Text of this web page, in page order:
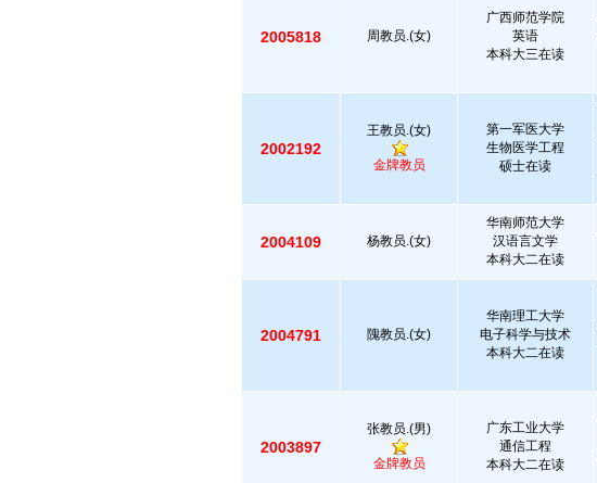
2005818 周教员.(女)
广西师范学院
英语
本科大三在读
2002192
王教员.(女)
金牌教员
第一军医大学
生物医学工程
硕士在读
2004109 杨教员.(女)
华南师范大学
汉语言文学
本科大二在读
2004791 隗教员.(女)
华南理工大学
电子科学与技术
本科大二在读
2003897
张教员.(男)
金牌教员
广东工业大学
通信工程
本科大二在读